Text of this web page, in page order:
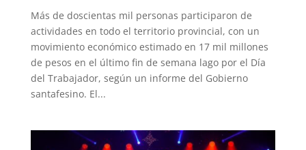
Más de doscientas mil personas participaron de
actividades en todo el territorio provincial, con un
movimiento económico estimado en 17 mil millones
de pesos en el último fin de semana lago por el Día
del Trabajador, según un informe del Gobierno
santafesino. El...